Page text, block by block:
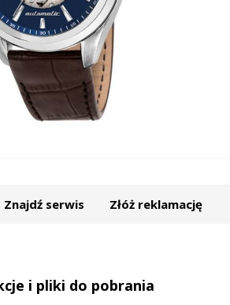
Znajdź serwis Złóż reklamację
i pliki do pobrania